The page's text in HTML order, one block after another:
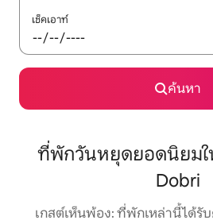
เช็คเอาท์
ค้นหา
ที่พักวันหยุดยอดนิยมใ
Dobri
เกสต์เห็นพ้อง: ที่พักเหล่านี้ได้รั